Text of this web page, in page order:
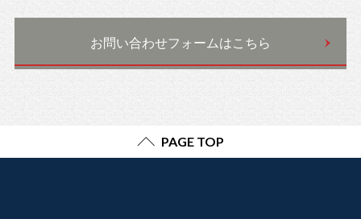
お問い合わせフォームはこちら
PAGE TOP